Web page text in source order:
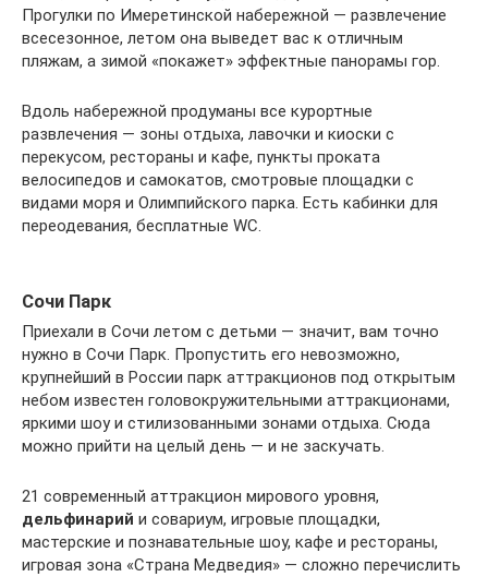
Прогулки по Имеретинской набережной — развлечение
всесезонное, летом она выведет вас к отличным
пляжам, а зимой «покажет» эффектные панорамы гор.
Вдоль набережной продуманы все курортные
развлечения — зоны отдыха, лавочки и киоски с
перекусом, рестораны и кафе, пункты проката
велосипедов и самокатов, смотровые площадки с
видами моря и Олимпийского парка. Есть кабинки для
переодевания, бесплатные WC.
Сочи Парк
Приехали в Сочи летом с детьми — значит, вам точно
нужно в Сочи Парк. Пропустить его невозможно,
крупнейший в России парк аттракционов под открытым
небом известен головокружительными аттракционами,
яркими шоу и стилизованными зонами отдыха. Сюда
можно прийти на целый день — и не заскучать.
21 современный аттракцион мирового уровня,
дельфинарий и совариум, игровые площадки,
мастерские и познавательные шоу, кафе и рестораны,
игровая зона «Страна Медведия» — сложно перечислить